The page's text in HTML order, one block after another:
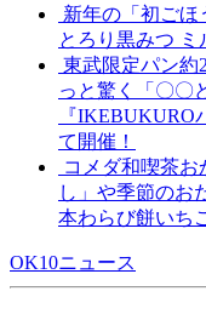
新年の「初ごほ
とろり黒みつ ミ
東武限定パン約
っと驚く「〇〇
『IKEBUKURO
て開催！
コメダ和喫茶お
し」や季節のお
本わらび餅いち
OK10ニュース